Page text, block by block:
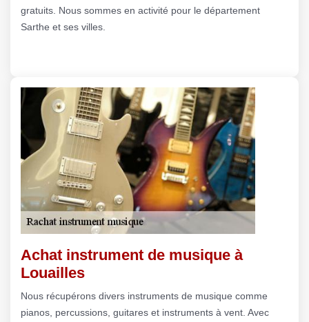
gratuits. Nous sommes en activité pour le département
Sarthe et ses villes.
Achat instrument de musique à
Louailles
Nous récupérons divers instruments de musique comme
pianos, percussions, guitares et instruments à vent. Avec